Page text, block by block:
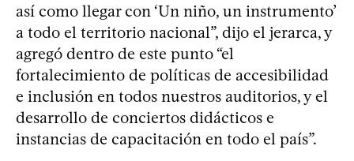
así como llegar con ‘Un niño, un instrumento’
a todo el territorio nacional”, dijo el jerarca, y
agregó dentro de este punto “el
fortalecimiento de políticas de accesibilidad
e inclusión en todos nuestros auditorios, y el
desarrollo de conciertos didácticos e
instancias de capacitación en todo el país”.